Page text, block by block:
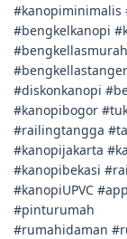
#kanopiminimalis
#bengkelkanopi
#diskonkanopi
#kanopibogor
#railingtangga
#kanopijakarta
#kanopibekasi
#kanopiUPVC
#pinturumah
#rumahidaman